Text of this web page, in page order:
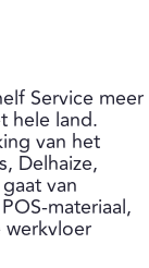
Service meer
hele land.
van het
Delhaize,
van
materiaal,